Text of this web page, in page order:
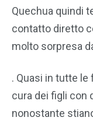
Quechua quindi
contatto diretto
molto sorpresa
. Quasi in tutte
cura dei figli con
nonostante